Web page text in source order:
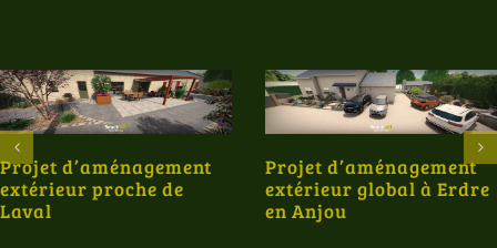
Projet d’aménagement
extérieur proche de
Laval
Projet d’aménagement
extérieur global à Erdre
en Anjou